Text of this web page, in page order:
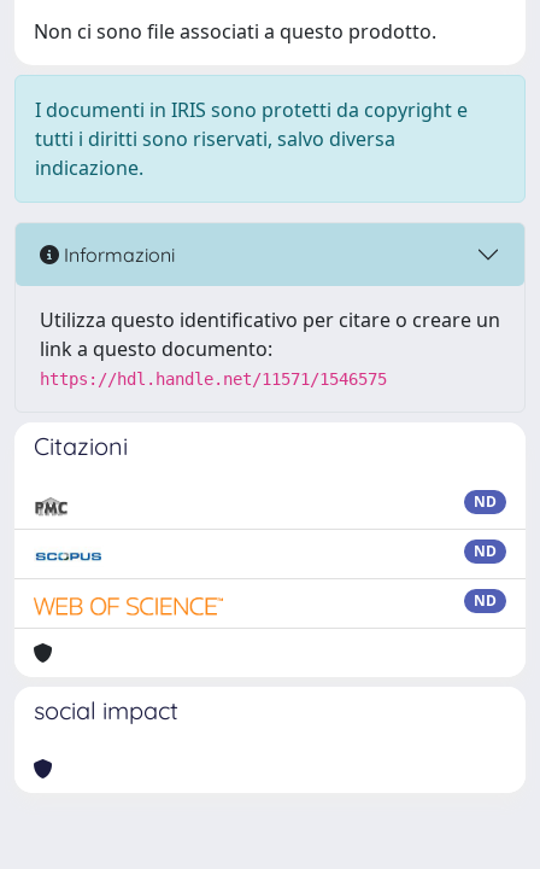
Non ci sono file associati a questo prodotto.
I documenti in IRIS sono protetti da copyright e
tutti i diritti sono riservati, salvo diversa
indicazione.
Informazioni
Utilizza questo identificativo per citare o creare un
link a questo documento:
https://hdl.handle.net/11571/1546575
Citazioni
ND
ND
ND
social impact